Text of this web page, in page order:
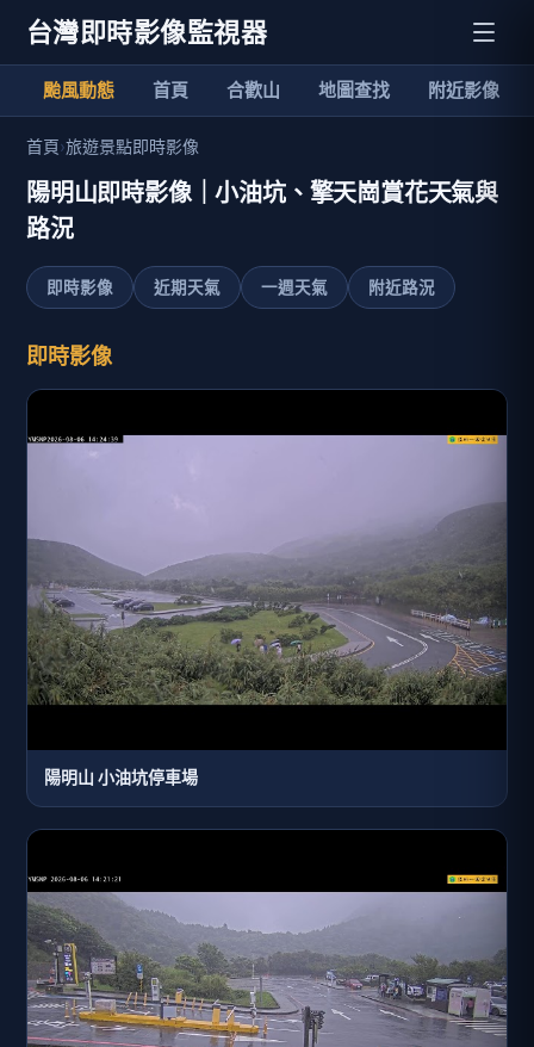
台灣即時影像監視器
颱風動態 首頁 合歡山 地圖查找 附近影像
首頁›旅遊景點即時影像
陽明山即時影像｜小油坑、擎天崗賞花天氣與
路況
即時影像 近期天氣 一週天氣 附近路況
即時影像
陽明山 小油坑停車場